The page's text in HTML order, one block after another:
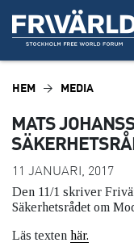
HEM MEDIA
MATS
11 JANUARI, 2017
Den 11/1 skriver
Säkerhetsrådet om
Läs texten här.